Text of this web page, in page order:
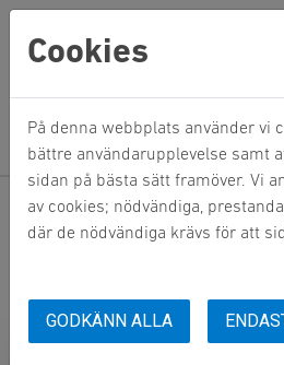
Hem Mina sidor
Mobilt BankID
Cookies
På denna webbplats använder vi
bättre användarupplevelse samt
sidan på bästa sätt framöver. Vi
av cookies; nödvändiga,
där de nödvändiga krävs för att
GODKÄNN ALLA